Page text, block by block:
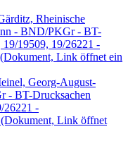
Rheinische
- BND/PKGr - BT-
19509, 19/26221 -
(Dokument, Link öffnet ein
Georg-August-
- BT-Drucksachen
26221 -
(Dokument, Link öffnet